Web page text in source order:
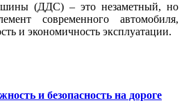
шины (ДДС) – это незаметный, но
современного автомобиля,
и экономичность эксплуатации.
и безопасность на дороге